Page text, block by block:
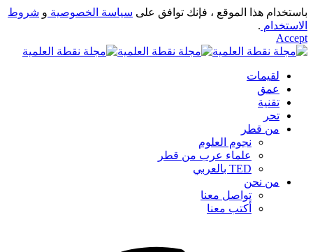
باستخدام هذا الموقع ، فإنك توافق على سياسة الخصوصية و شروط
الاستخدام .
Accept
لقيمات
عمق
تقنية
تحر
من قطر
نجوم العلوم
علماء عرب من قطر
TED بالعربي
من نحن
تواصل معنا
أكتب معنا